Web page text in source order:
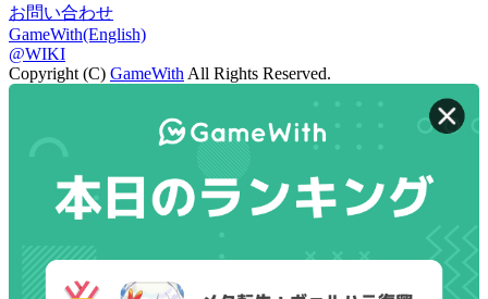
お問い合わせ
GameWith(English)
@WIKI
Copyright (C) GameWith All Rights Reserved.